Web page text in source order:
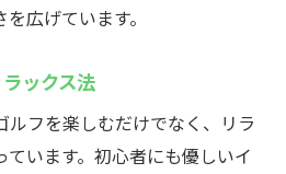
広げています。
ックス法
ルフを楽しむだけでなく、リラ
ています。初心者にも優しいイ